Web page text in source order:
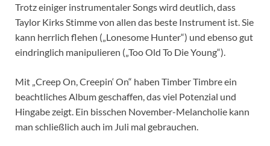
Trotz einiger instrumentaler Songs wird deutlich, dass
Taylor Kirks Stimme von allen das beste Instrument ist. Sie
kann herrlich flehen („Lonesome Hunter“) und ebenso gut
eindringlich manipulieren („Too Old To Die Young“).
Mit „Creep On, Creepin‘ On“ haben Timber Timbre ein
beachtliches Album geschaffen, das viel Potenzial und
Hingabe zeigt. Ein bisschen November-Melancholie kann
man schließlich auch im Juli mal gebrauchen.